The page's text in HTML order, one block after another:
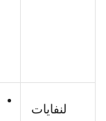
لنفايات